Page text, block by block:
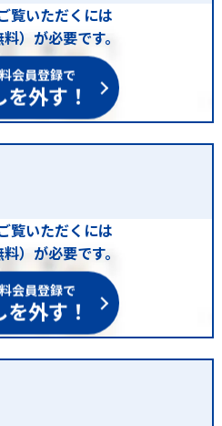
覧いただくには
）が必要です。
会員登録で
外す！
覧いただくには
）が必要です。
会員登録で
外す！